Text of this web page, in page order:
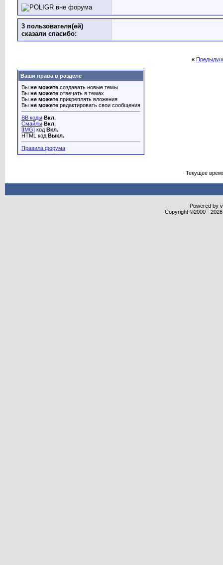
3 пользователя(ей)
сказали cпасибо:
«
Ваши права в разделе
Вы не можете создавать новые темы
Вы не можете отвечать в темах
Вы не можете прикреплять вложения
Вы не можете редактировать свои сообщения
BB коды Вкл.
Смайлы Вкл.
[IMG] код Вкл.
HTML код Выкл.
Правила форума
Текущее
Powered by
Copyright ©2000 -